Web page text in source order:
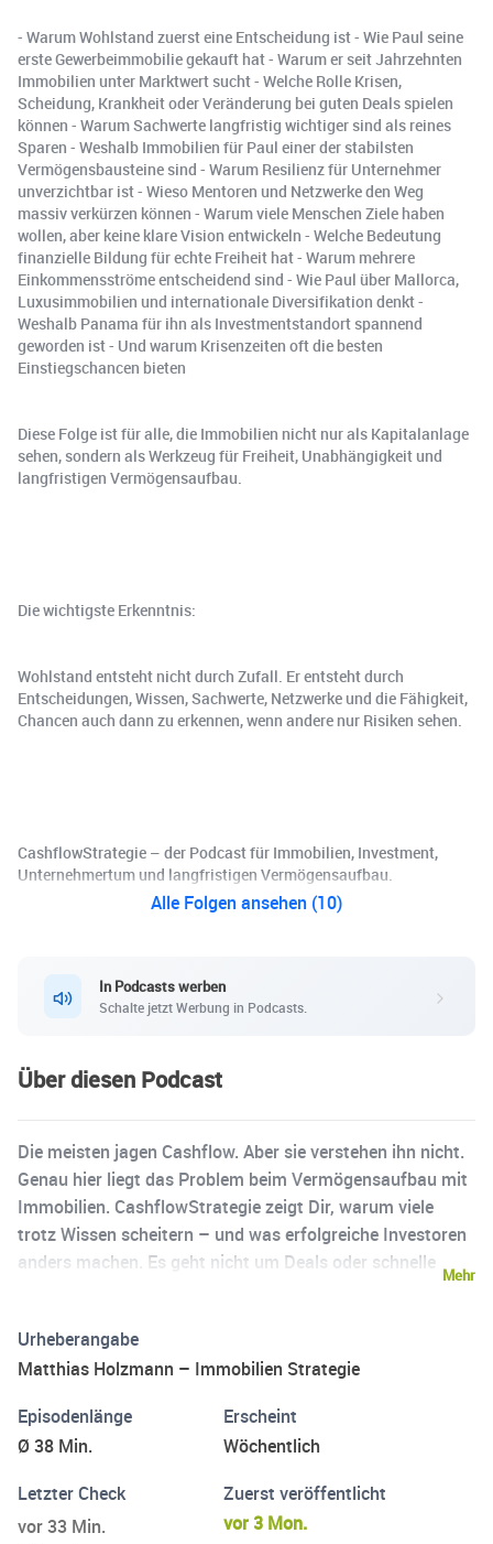
- Warum Wohlstand zuerst eine Entscheidung ist - Wie Paul seine
erste Gewerbeimmobilie gekauft hat - Warum er seit Jahrzehnten
Immobilien unter Marktwert sucht - Welche Rolle Krisen,
Scheidung, Krankheit oder Veränderung bei guten Deals spielen
können - Warum Sachwerte langfristig wichtiger sind als reines
Sparen - Weshalb Immobilien für Paul einer der stabilsten
Vermögensbausteine sind - Warum Resilienz für Unternehmer
unverzichtbar ist - Wieso Mentoren und Netzwerke den Weg
massiv verkürzen können - Warum viele Menschen Ziele haben
wollen, aber keine klare Vision entwickeln - Welche Bedeutung
finanzielle Bildung für echte Freiheit hat - Warum mehrere
Einkommensströme entscheidend sind - Wie Paul über Mallorca,
Luxusimmobilien und internationale Diversifikation denkt -
Weshalb Panama für ihn als Investmentstandort spannend
geworden ist - Und warum Krisenzeiten oft die besten
Einstiegschancen bieten
Diese Folge ist für alle, die Immobilien nicht nur als Kapitalanlage
sehen, sondern als Werkzeug für Freiheit, Unabhängigkeit und
langfristigen Vermögensaufbau.
Die wichtigste Erkenntnis:
Wohlstand entsteht nicht durch Zufall. Er entsteht durch
Entscheidungen, Wissen, Sachwerte, Netzwerke und die Fähigkeit,
Chancen auch dann zu erkennen, wenn andere nur Risiken sehen.
CashflowStrategie – der Podcast für Immobilien, Investment,
Unternehmertum und langfristigen Vermögensaufbau.
Alle Folgen ansehen (10)
In Podcasts werben
Schalte jetzt Werbung in Podcasts.
Über diesen Podcast
Die meisten jagen Cashflow. Aber sie verstehen ihn nicht.
Genau hier liegt das Problem beim Vermögensaufbau mit
Immobilien. CashflowStrategie zeigt Dir, warum viele
trotz Wissen scheitern – und was erfolgreiche Investoren
anders machen. Es geht nicht um Deals oder schnelle
willst, statt nur zu konsumieren, bist Du hier richtig.
Mehr
Urheberangabe
Matthias Holzmann – Immobilien Strategie
Episodenlänge
Ø 38 Min.
Erscheint
Wöchentlich
Letzter Check
vor 33 Min.
Zuerst veröffentlicht
vor 3 Mon.